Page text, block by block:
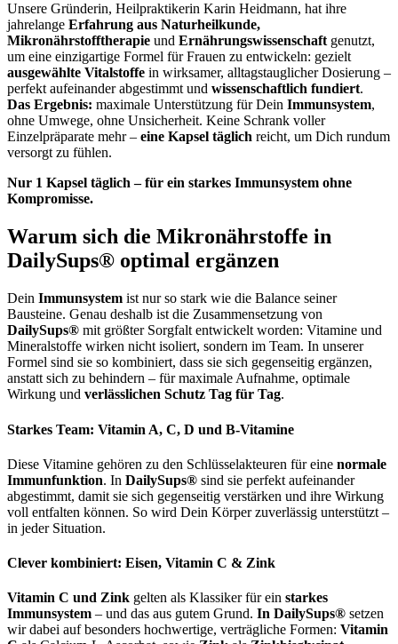
Unsere Gründerin, Heilpraktikerin Karin Heidmann, hat ihre
jahrelange Erfahrung aus Naturheilkunde,
Mikronährstofftherapie und Ernährungswissenschaftgenutzt,
um eine einzigartige Formel für Frauen zu entwickeln: gezielt
ausgewählte Vitalstoffe in wirksamer, alltagstauglicher Dosierung –
perfekt aufeinander abgestimmt und wissenschaftlich fundiert.
Das Ergebnis: maximale Unterstützung für Dein Immunsystem,
ohne Umwege, ohne Unsicherheit. Keine Schrank voller
Einzelpräparate mehr – eine Kapsel täglich reicht, um Dich rundum
versorgt zu fühlen.
Nur 1 Kapsel täglich – für ein starkes Immunsystem ohne
Kompromisse.
Warum sich die Mikronährstoffe in
DailySups® optimal ergänzen
Dein Immunsystem ist nur so stark wie die Balance seiner
Bausteine. Genau deshalb ist die Zusammensetzung von
DailySups® mit größter Sorgfalt entwickelt worden: Vitamine und
Mineralstoffe wirken nicht isoliert, sondern im Team. In unserer
Formel sind sie so kombiniert, dass sie sich gegenseitig ergänzen,
anstatt sich zu behindern – für maximale Aufnahme, optimale
Wirkung und verlässlichen Schutz Tag für Tag.
Starkes Team: Vitamin A, C, D und B-Vitamine
Diese Vitamine gehören zu den Schlüsselakteuren für eine normale
Immunfunktion. In DailySups® sind sie perfekt aufeinander
abgestimmt, damit sie sich gegenseitig verstärken und ihre Wirkung
voll entfalten können. So wird Dein Körper zuverlässig unterstützt –
in jeder Situation.
Clever kombiniert: Eisen, Vitamin C & Zink
Vitamin C und Zink gelten als Klassiker für ein starkes
Immunsystem – und das aus gutem Grund. In DailySups® setzen
wir dabei auf besonders hochwertige, verträgliche Formen: Vitamin